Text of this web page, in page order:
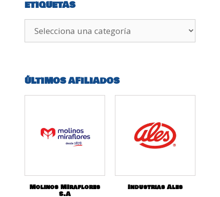
ETIQUETAS
ÚLTIMOS AFILIADOS
Molinos MIraflores
S.A
Industrias Ales